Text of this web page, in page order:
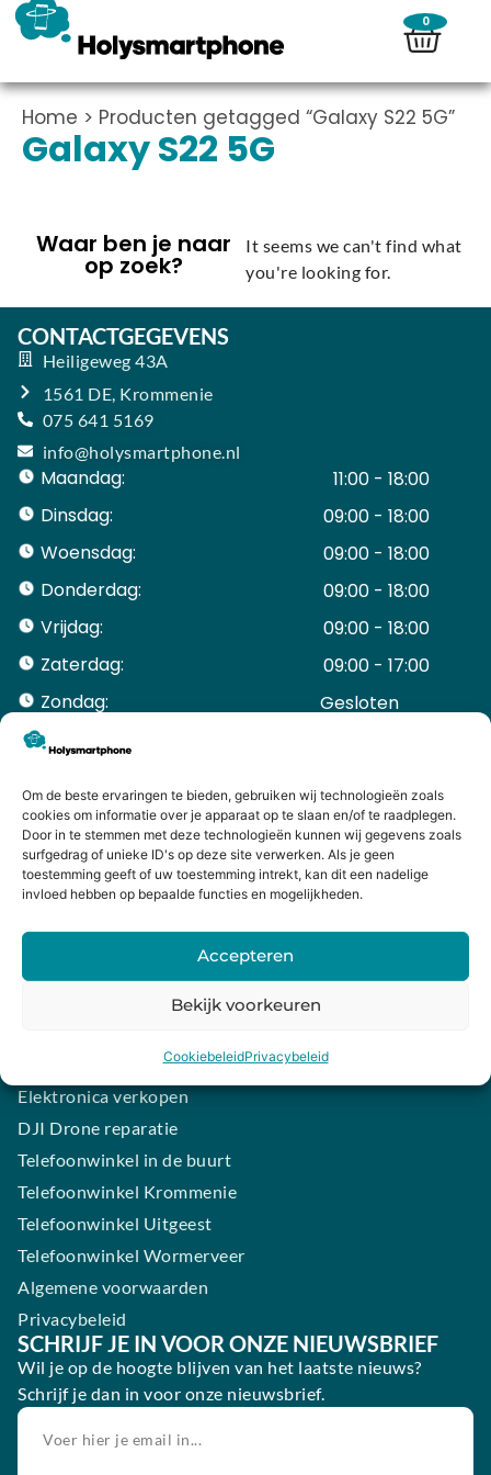
Om de beste ervaringen te bieden, gebruiken wij technologieën zoals
cookies om informatie over je apparaat op te slaan en/of te raadplegen.
Door in te stemmen met deze technologieën kunnen wij gegevens zoals
surfgedrag of unieke ID's op deze site verwerken. Als je geen
toestemming geeft of uw toestemming intrekt, kan dit een nadelige
invloed hebben op bepaalde functies en mogelijkheden.
Accepteren
Bekijk voorkeuren
CookiebeleidPrivacybeleid
0
Home > Producten getagged “Galaxy S22 5G”
Galaxy S22 5G
Waar ben je naar
op zoek?
It seems we can't find what
you're looking for.
CONTACTGEGEVENS
Heiligeweg 43A
1561 DE, Krommenie
075 641 5169
info@holysmartphone.nl
Maandag:
11:00 - 18:00
Dinsdag:
09:00 - 18:00
Woensdag:
09:00 - 18:00
Donderdag:
09:00 - 18:00
Vrijdag:
09:00 - 18:00
Zaterdag:
09:00 - 17:00
Zondag:
Gesloten ​ ​ ​ ​ ​ ​ ​
ACCOUNT
Mijn Account
Bestellingen
Mijn winkelwagen
HANDIGE LINKS
Levering en retourneren
Garantie
Contact
Samsung smartphone laten maken
Elektronica verkopen
DJI Drone reparatie
Telefoonwinkel in de buurt
Telefoonwinkel Krommenie
Telefoonwinkel Uitgeest
Telefoonwinkel Wormerveer
Algemene voorwaarden
Privacybeleid
SCHRIJF JE IN VOOR ONZE NIEUWSBRIEF
Wil je op de hoogte blijven van het laatste nieuws?
Schrijf je dan in voor onze nieuwsbrief.